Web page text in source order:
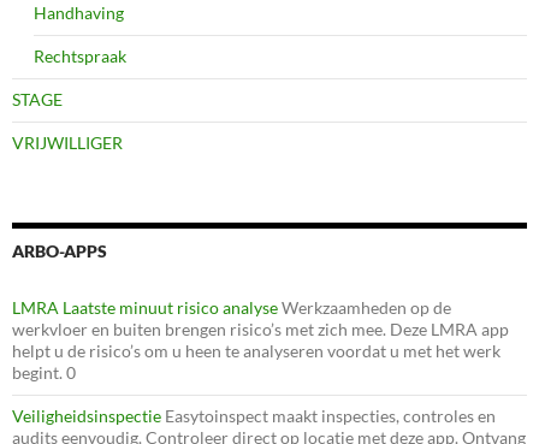
Handhaving
Rechtspraak
STAGE
VRIJWILLIGER
ARBO-APPS
LMRA Laatste minuut risico analyseWerkzaamheden op de
werkvloer en buiten brengen risico’s met zich mee. Deze LMRA app
helpt u de risico’s om u heen te analyseren voordat u met het werk
begint. 0
Veiligheidsinspectie Easytoinspect maakt inspecties, controles en
audits eenvoudig. Controleer direct op locatie met deze app. Ontvang